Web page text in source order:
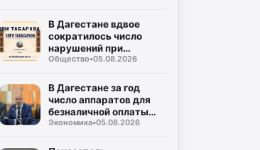
В Дагестане вдвое
сократилось число
нарушений при
использовании газа
Общество•05.08.2026
В Дагестане за год
число аппаратов для
безналичной оплаты
выросло на 28%
Экономика•05.08.2026